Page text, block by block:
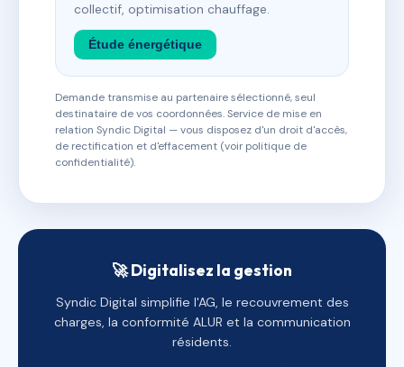
collectif, optimisation chauffage.
Étude énergétique
Demande transmise au partenaire sélectionné, seul
destinataire de vos coordonnées. Service de mise en
relation Syndic Digital — vous disposez d'un droit d'accès,
de rectification et d'effacement (voir politique de
confidentialité).
🚀 Digitalisez la gestion
Syndic Digital simplifie l'AG, le recouvrement des
charges, la conformité ALUR et la communication
résidents.